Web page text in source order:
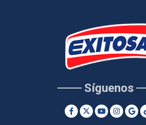
Síguenos